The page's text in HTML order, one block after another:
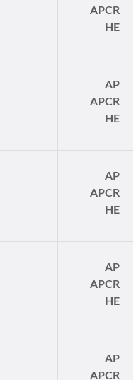
APCR
HE
AP
APCR
HE
AP
APCR
HE
AP
APCR
HE
AP
APCR